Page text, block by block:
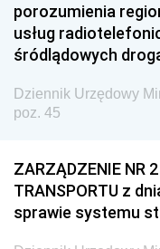
Dziennik
Kolejowego
Dziennik
Technologii
Dziennik
Państwowych
Dziennik
Rozwoju
porozumienia
usług
śródlądowych
Dziennik Urzędowy
poz. 45
ZARZĄDZENIE NR
TRANSPORTU z
sprawie systemu